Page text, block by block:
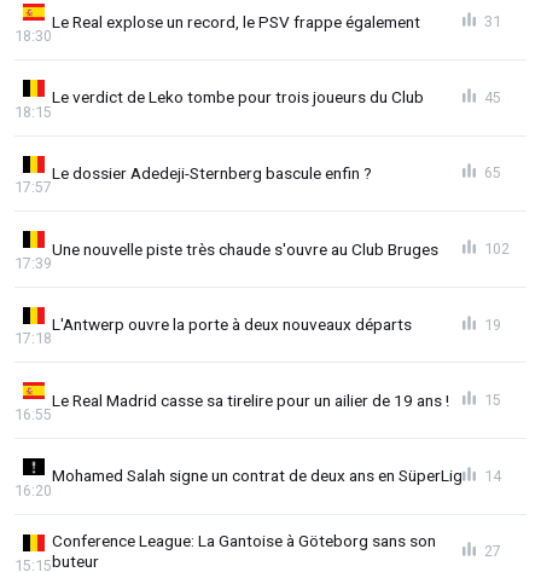
Le Real explose un record, le PSV frappe également
18:30
31
Le verdict de Leko tombe pour trois joueurs du Club
18:15
45
Le dossier Adedeji-Sternberg bascule enfin ?
17:57
65
Une nouvelle piste très chaude s'ouvre au Club Bruges
17:39
102
L'Antwerp ouvre la porte à deux nouveaux départs
17:18
19
Le Real Madrid casse sa tirelire pour un ailier de 19 ans !
16:55
15
Mohamed Salah signe un contrat de deux ans en SüperLig
16:20
14
Conference League: La Gantoise à Göteborg sans son
buteur
15:15
27